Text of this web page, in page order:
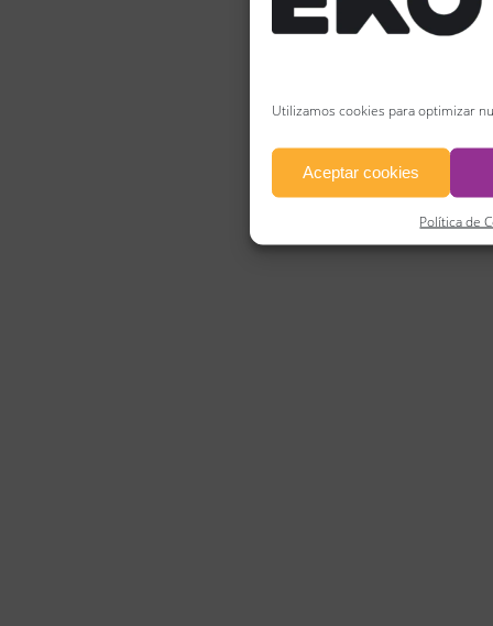
Utilizamos cookies para optimizar
Aceptar cookies
Política de